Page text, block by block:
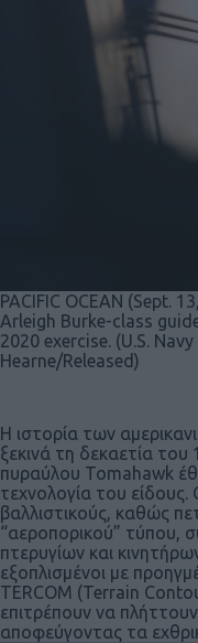
PACIFIC OCEAN (Sept.
Arleigh Burke-class
2020 exercise. (U.S.
Hearne/Released)
Η ιστορία των
ξεκινά τη δεκαετία
πυραύλου Tomahawk
τεχνολογία του
βαλλιστικούς, καθώς
“αεροπορικού” τύπου,
πτερυγίων και
εξοπλισμένοι με
TERCOM (Terrain
επιτρέπουν να
αποφεύγοντας τα